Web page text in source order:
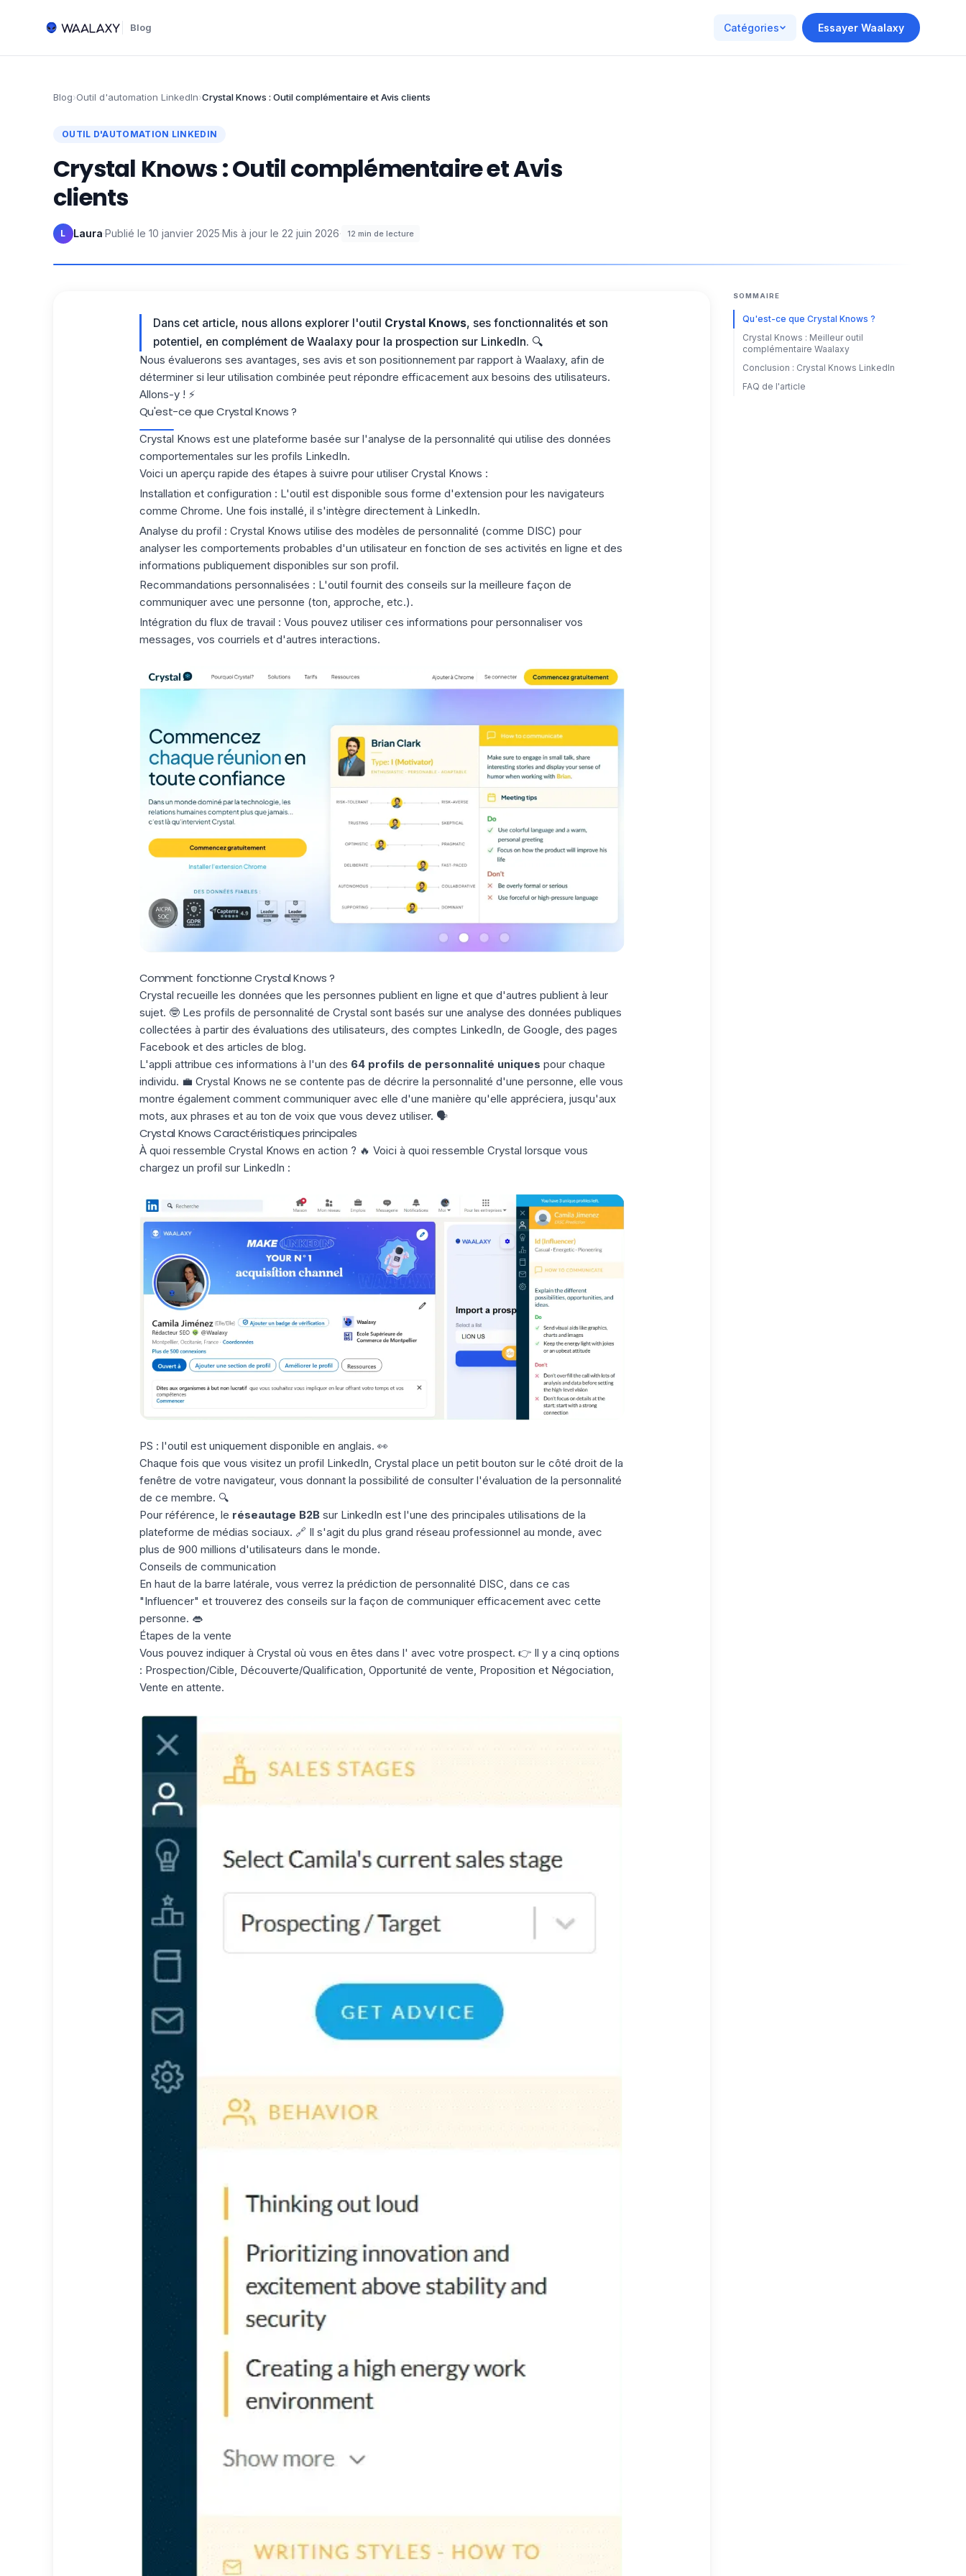
Blog Catégories Essayer Waalaxy
Blog›Outil d'automation LinkedIn›Crystal Knows : Outil complémentaire et Avis clients
OUTIL D'AUTOMATION LINKEDIN
Crystal Knows : Outil complémentaire et Avis
clients
L Laura·Publié le 10 janvier 2025·Mis à jour le 22 juin 2026· 12 min de lecture
Dans cet article, nous allons explorer l'outil Crystal Knows, ses fonctionnalités et son
potentiel, en complément de Waalaxy pour la prospection sur LinkedIn. 🔍
Nous évaluerons ses avantages, ses avis et son positionnement par rapport à Waalaxy, afin de
déterminer si leur utilisation combinée peut répondre efficacement aux besoins des utilisateurs.
Allons-y ! ⚡
Qu'est-ce que Crystal Knows ?
Crystal Knows est une plateforme basée sur l'analyse de la personnalité qui utilise des données
comportementales sur les profils LinkedIn.
Voici un aperçu rapide des étapes à suivre pour utiliser Crystal Knows :
Installation et configuration : L'outil est disponible sous forme d'extension pour les navigateurs
comme Chrome. Une fois installé, il s'intègre directement à LinkedIn.
Analyse du profil : Crystal Knows utilise des modèles de personnalité (comme DISC) pour
analyser les comportements probables d'un utilisateur en fonction de ses activités en ligne et des
informations publiquement disponibles sur son profil.
Recommandations personnalisées : L'outil fournit des conseils sur la meilleure façon de
communiquer avec une personne (ton, approche, etc.).
Intégration du flux de travail : Vous pouvez utiliser ces informations pour personnaliser vos
messages, vos courriels et d'autres interactions.
Comment fonctionne Crystal Knows ?
Crystal recueille les données que les personnes publient en ligne et que d'autres publient à leur
sujet. 🤓 Les profils de personnalité de Crystal sont basés sur une analyse des données publiques
collectées à partir des évaluations des utilisateurs, des comptes LinkedIn , de Google, des pages
Facebook et des articles de blog.
L'appli attribue ces informations à l'un des 64 profils de personnalité uniques pour chaque
individu. 💼 Crystal Knows ne se contente pas de décrire la personnalité d'une personne, elle vous
montre également comment communiquer avec elle d'une manière qu'elle appréciera, jusqu'aux
mots, aux phrases et au ton de voixque vous devez utiliser. 🗣️
Crystal Knows Caractéristiques principales
À quoi ressemble Crystal Knows en action ? 🔥 Voici à quoi ressemble Crystal lorsque vous
chargez un profil sur LinkedIn :
PS : l'outil est uniquement disponible en anglais. 👀
Chaque fois que vous visitez un profil LinkedIn, Crystal place un petit bouton sur le côté droit de la
fenêtre de votre navigateur, vous donnant la possibilité de consulter l'évaluation de la personnalité
de ce membre. 🔍
Pour référence, le réseautage B2Bsur LinkedIn est l'une des principales utilisations de la
plateforme de médias sociaux. 🔗 Il s'agit du plus grand réseau professionnel au monde, avec
plus de 900 millions d'utilisateurs dans le monde.
Conseils de communication
En haut de la barre latérale, vous verrez la prédiction de personnalité DISC, dans ce cas
"Influencer" et trouverez des conseils sur la façon de communiquer efficacement avec cette
personne. 👄
Étapes de la vente
Vous pouvez indiquer à Crystal où vous en êtes dans l' avec votre prospect. 👉 Il y a cinq options
: Prospection/Cible, Découverte/Qualification, Opportunité de vente, Proposition et Négociation,
Vente en attente.
SOMMAIRE
Qu'est-ce que Crystal Knows ?
Crystal Knows : Meilleur outil
complémentaire Waalaxy
Conclusion : Crystal Knows LinkedIn
FAQ de l'article